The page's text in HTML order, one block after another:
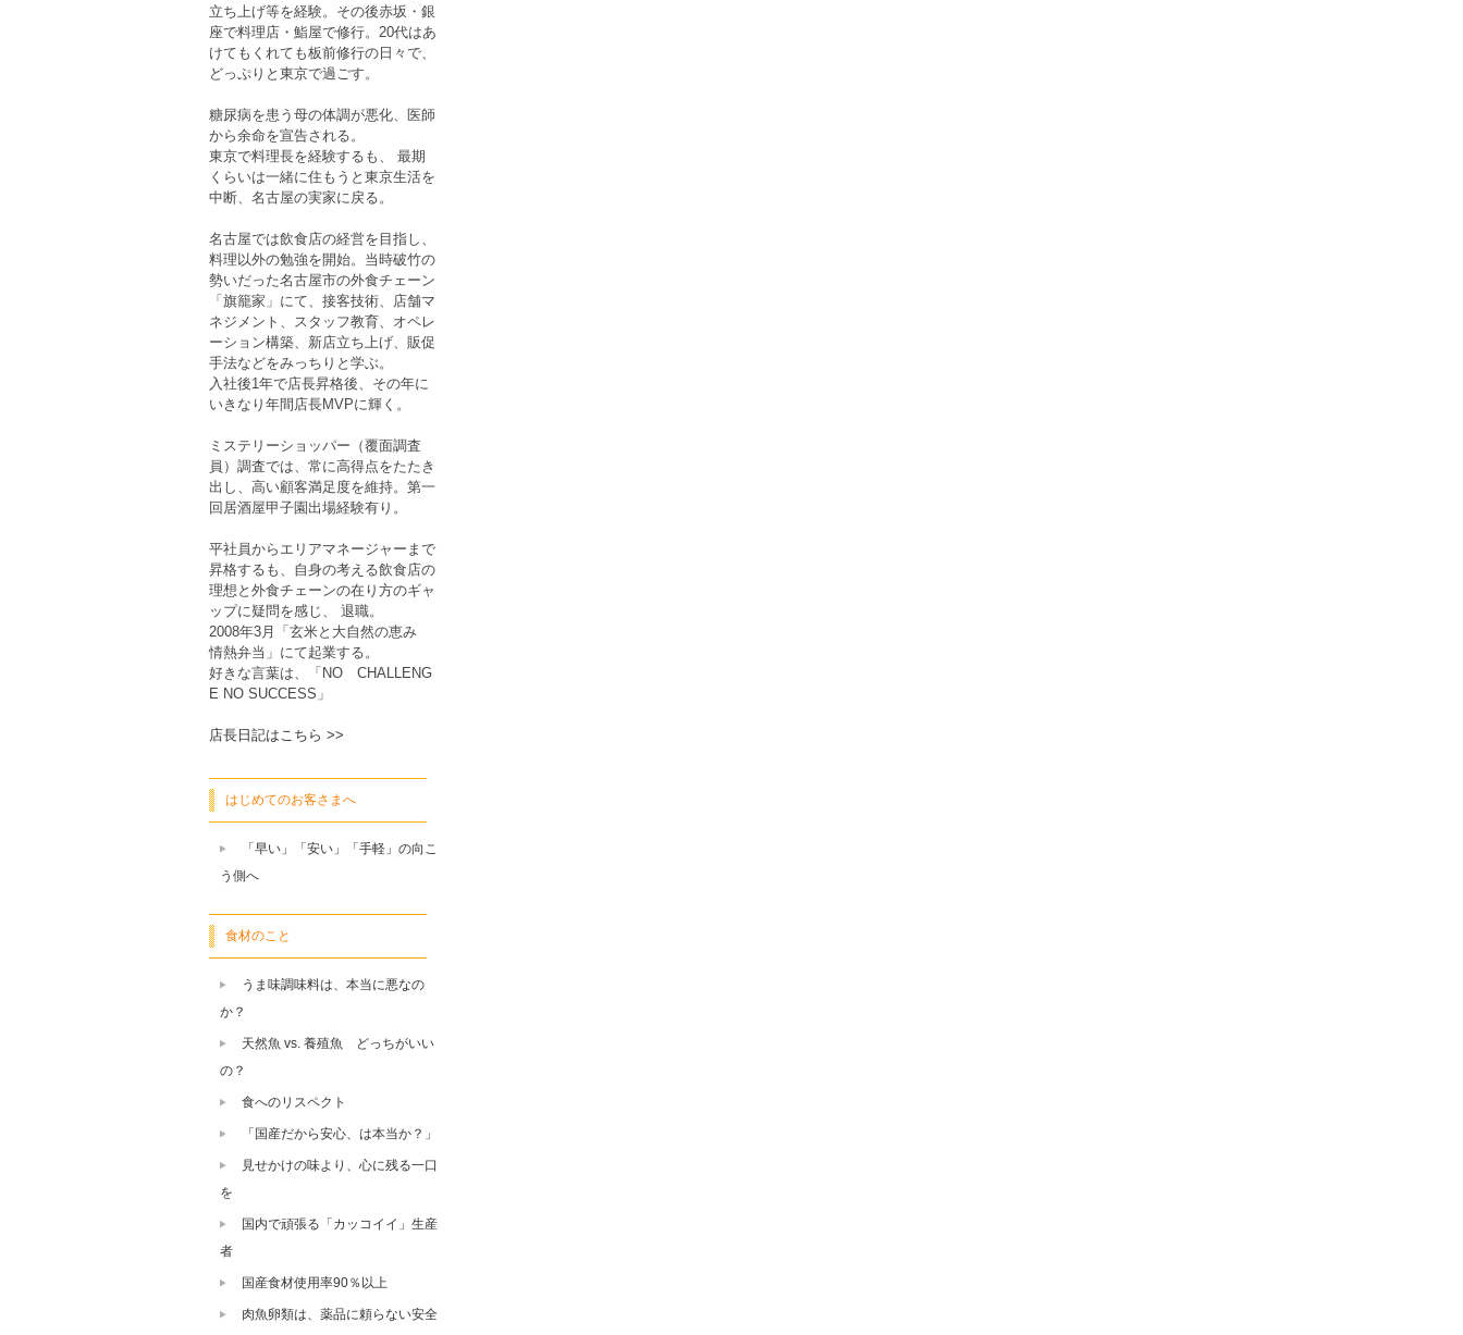
立ち上げ等を経験。その後赤坂・銀
座で料理店・鮨屋で修行。20代はあ
けてもくれても板前修行の日々で、
どっぷりと東京で過ごす。
糖尿病を患う母の体調が悪化、医師
から余命を宣告される。
東京で料理長を経験するも、 最期
くらいは一緒に住もうと東京生活を
中断、名古屋の実家に戻る。
名古屋では飲食店の経営を目指し、
料理以外の勉強を開始。当時破竹の
勢いだった名古屋市の外食チェーン
「旗籠家」にて、接客技術、店舗マ
ネジメント、スタッフ教育、オペレ
ーション構築、新店立ち上げ、販促
手法などをみっちりと学ぶ。
入社後1年で店長昇格後、その年に
いきなり年間店長MVPに輝く。
ミステリーショッパー（覆面調査
員）調査では、常に高得点をたたき
出し、高い顧客満足度を維持。第一
回居酒屋甲子園出場経験有り。
平社員からエリアマネージャーまで
昇格するも、自身の考える飲食店の
理想と外食チェーンの在り方のギャ
ップに疑問を感じ、 退職。
2008年3月「玄米と大自然の恵み
情熱弁当」にて起業する。
好きな言葉は、「NO CHALLENG
E NO SUCCESS」
店長日記はこちら >>
はじめてのお客さまへ
「早い」「安い」「手軽」の向こ
う側へ
食材のこと
うま味調味料は、本当に悪なの
か？
天然魚 vs. 養殖魚 どっちがいい
の？
食へのリスペクト
「国産だから安心、は本当か？」
見せかけの味より、心に残る一口
を
国内で頑張る「カッコイイ」生産
者
国産食材使用率90％以上
肉魚卵類は、薬品に頼らない安全